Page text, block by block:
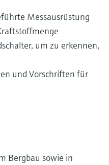
Messausrüstung
um zu erkennen,
und Vorschriften für
Bergbau sowie in